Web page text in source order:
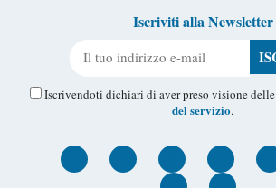
Iscriviti alla Newsletter
Iscrivendoti dichiari di aver preso visione delle
del servizio.